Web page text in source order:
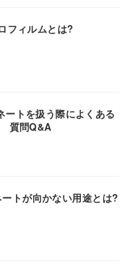
フィルムとは?
ートを扱う際によくある
質問Q&A
トが向かない用途とは?